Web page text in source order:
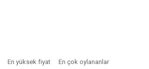
En yüksek fiyat En çok oylananlar